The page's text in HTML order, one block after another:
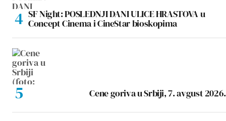
SF Night: POSLEDNJI DANI ULICE HRASTOVA u
Concept Cinema i CineStar bioskopima
Cene goriva u Srbiji, 7. avgust 2026.